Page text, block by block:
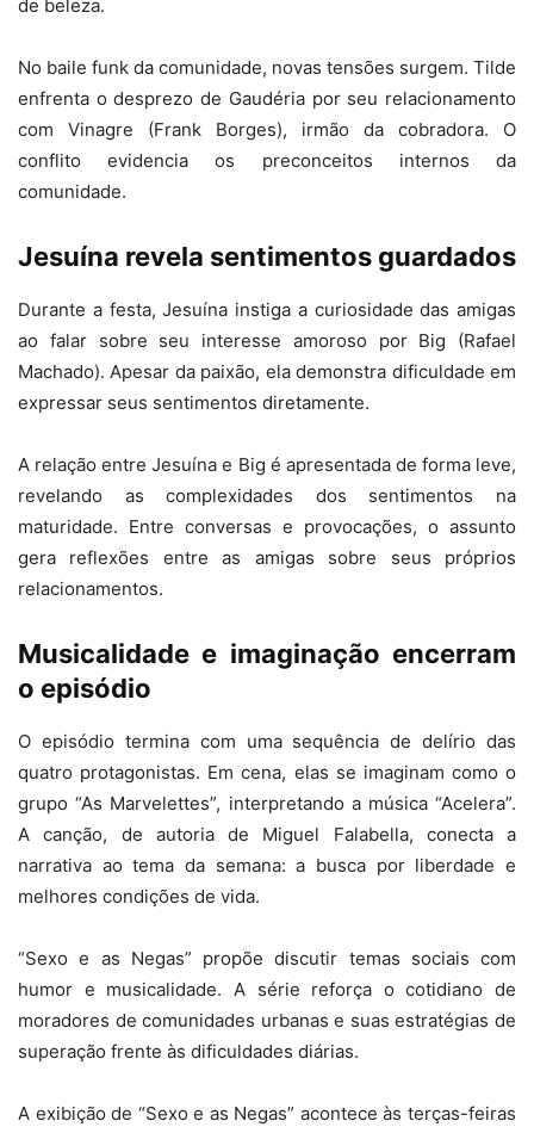
de beleza.
No baile funk da comunidade, novas tensões surgem. Tilde
enfrenta o desprezo de Gaudéria por seu relacionamento
com Vinagre (Frank Borges), irmão da cobradora. O
conflito evidencia os preconceitos internos da
comunidade.
Jesuína revela sentimentos guardados
Durante a festa, Jesuína instiga a curiosidade das amigas
ao falar sobre seu interesse amoroso por Big (Rafael
Machado). Apesar da paixão, ela demonstra dificuldade em
expressar seus sentimentos diretamente.
A relação entre Jesuína e Big é apresentada de forma leve,
revelando as complexidades dos sentimentos na
maturidade. Entre conversas e provocações, o assunto
gera reflexões entre as amigas sobre seus próprios
relacionamentos.
Musicalidade e imaginação encerram
o episódio
O episódio termina com uma sequência de delírio das
quatro protagonistas. Em cena, elas se imaginam como o
grupo “As Marvelettes”, interpretando a música “Acelera”.
A canção, de autoria de Miguel Falabella, conecta a
narrativa ao tema da semana: a busca por liberdade e
melhores condições de vida.
“Sexo e as Negas” propõe discutir temas sociais com
humor e musicalidade. A série reforça o cotidiano de
moradores de comunidades urbanas e suas estratégias de
superação frente às dificuldades diárias.
A exibição de “Sexo e as Negas” acontece às terças-feiras